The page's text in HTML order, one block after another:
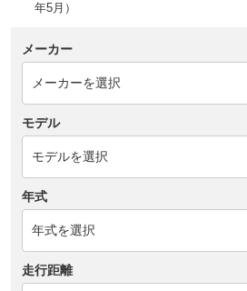
年5月）
メーカー
モデル
年式
走行距離